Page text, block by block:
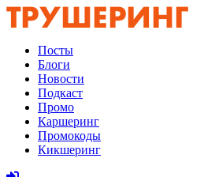
Посты
Блоги
Новости
Подкаст
Промо
Каршеринг
Промокоды
Кикшеринг